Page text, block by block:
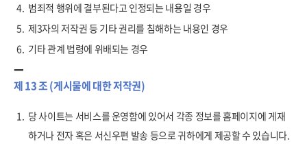
4. 범죄적 행위에 결부된다고 인정되는 내용일 경우
5. 제3자의 저작권 등 기타 권리를 침해하는 내용인 경우
6. 기타 관계 법령에 위배되는 경우
제 13 조 (게시물에 대한 저작권)
1. 당 사이트는 서비스를 운영함에 있어서 각종 정보를 홈페이지에 게재
하거나 전자 혹은 서신우편 발송 등으로 귀하에게 제공할 수 있습니다.